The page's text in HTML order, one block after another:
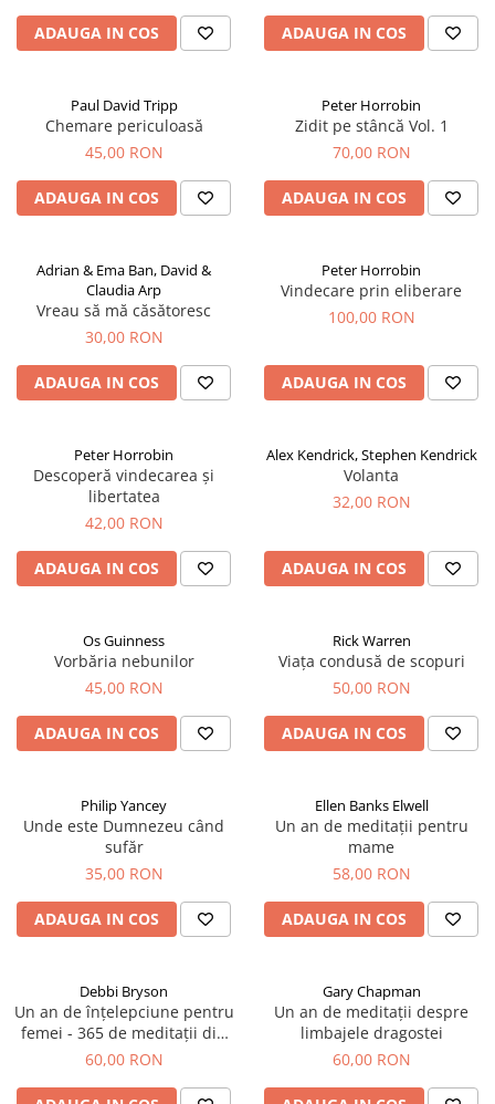
ADAUGA IN COS ADAUGA IN COS
Paul David Tripp
Chemare periculoasă
45,00 RON
ADAUGA IN COS
Peter Horrobin
Zidit pe stâncă Vol. 1
70,00 RON
ADAUGA IN COS
Adrian & Ema Ban, David &
Claudia Arp
Vreau să mă căsătoresc
30,00 RON
ADAUGA IN COS
Peter Horrobin
Vindecare prin eliberare
100,00 RON
ADAUGA IN COS
Peter Horrobin
Descoperă vindecarea și
libertatea
42,00 RON
ADAUGA IN COS
Alex Kendrick, Stephen Kendrick
Volanta
32,00 RON
ADAUGA IN COS
Os Guinness
Vorbăria nebunilor
45,00 RON
ADAUGA IN COS
Rick Warren
Viața condusă de scopuri
50,00 RON
ADAUGA IN COS
Philip Yancey
Unde este Dumnezeu când
sufăr
35,00 RON
ADAUGA IN COS
Ellen Banks Elwell
Un an de meditații pentru
mame
58,00 RON
ADAUGA IN COS
Debbi Bryson
Un an de înțelepciune pentru
femei - 365 de meditații din
Proverbe
60,00 RON
Gary Chapman
Un an de meditații despre
limbajele dragostei
60,00 RON